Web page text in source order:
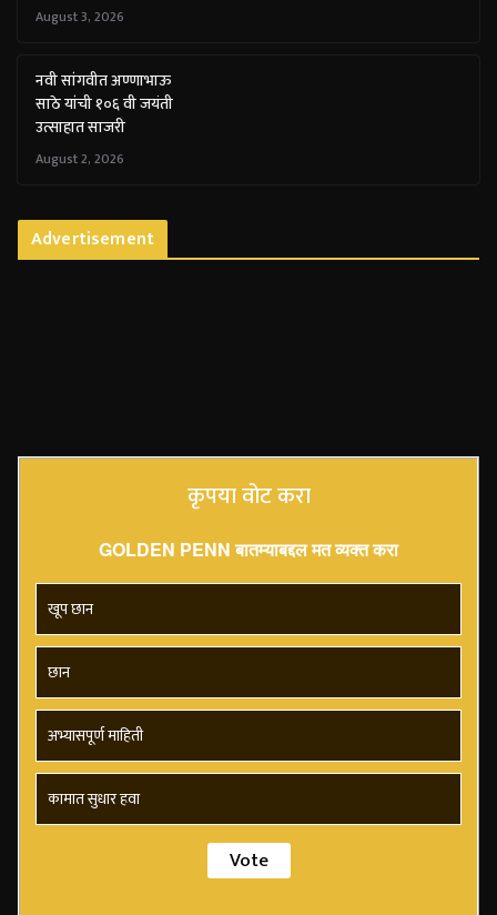
August 3, 2026
नवी सांगवीत अण्णाभाऊ
साठे यांची १०६ वी जयंती
उत्साहात साजरी
August 2, 2026
Advertisement
कृपया वोट करा
GOLDEN PENN बातम्याबद्दल मत व्यक्त करा
खूप छान
छान
अभ्यासपूर्ण माहिती
कामात सुधार हवा